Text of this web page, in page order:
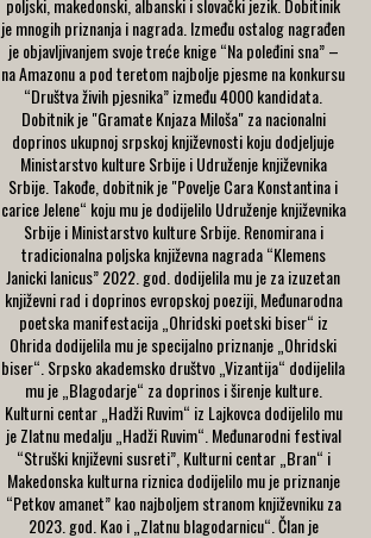
poljski, makedonski, albanski i slovački jezik. Dobitinik
je mnogih priznanja i nagrada. Između ostalog nagrađen
je objavljivanjem svoje treće knige “Na poleđini sna” –
na Amazonu a pod teretom najbolje pjesme na konkursu
“Društva živih pjesnika” između 4000 kandidata.
Dobitnik je "Gramate Knjaza Miloša" za nacionalni
doprinos ukupnoj srpskoj književnosti koju dodjeljuje
Ministarstvo kulture Srbije i Udruženje književnika
Srbije. Takođe, dobitnik je "Povelje Cara Konstantina i
carice Jelene“ koju mu je dodijelilo Udruženje književnika
Srbije i Ministarstvo kulture Srbije. Renomirana i
tradicionalna poljska književna nagrada “Klemens
Janicki Ianicus” 2022. god. dodijelila mu je za izuzetan
književni rad i doprinos evropskoj poeziji, Međunarodna
poetska manifestacija „Ohridski poetski biser“ iz
Ohrida dodijelila mu je specijalno priznanje „Ohridski
biser“. Srpsko akademsko društvo „Vizantija“ dodijelila
mu je „Blagodarje“ za doprinos i širenje kulture.
Kulturni centar „Hadži Ruvim“ iz Lajkovca dodijelilo mu
je Zlatnu medalju „Hadži Ruvim“. Međunarodni festival
“Struški književni susreti”, Kulturni centar „Bran“ i
Makedonska kulturna riznica dodijelilo mu je priznanje
“Petkov amanet” kao najboljem stranom književniku za
2023. god. Kao i „Zlatnu blagodarnicu“. Član je